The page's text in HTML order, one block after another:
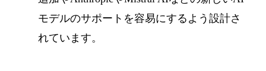
モデルのサポートを容易にするよう設計さ
れています。